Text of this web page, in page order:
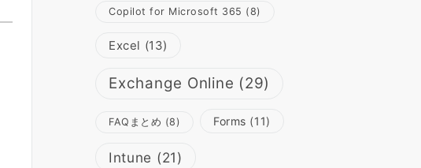
Copilot for Microsoft 365 (8)
Excel (13)
Exchange Online (29)
FAQまとめ (8) Forms (11)
Intune (21)